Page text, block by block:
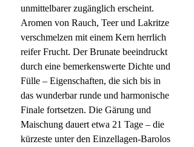
unmittelbarer zugänglich erscheint.
Aromen von Rauch, Teer und Lakritze
verschmelzen mit einem Kern herrlich
reifer Frucht. Der Brunate beeindruckt
durch eine bemerkenswerte Dichte und
Fülle – Eigenschaften, die sich bis in
das wunderbar runde und harmonische
Finale fortsetzen. Die Gärung und
Maischung dauert etwa 21 Tage – die
kürzeste unter den Einzellagen-Barolos